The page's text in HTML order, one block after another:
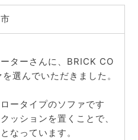
ターさんに、BRICK CO
選んでいただきました。
ータイプのソファです
ッションを置くことで、
なっています。